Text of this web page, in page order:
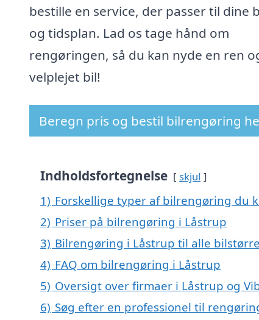
bestille en service, der passer til dine
og tidsplan. Lad os tage hånd om
rengøringen, så du kan nyde en ren
velplejet bil!
Beregn pris og bestil bilrengøring
Indholdsfortegnelse skjul
1) Forskellige typer af bilrengøring du
2) Priser på bilrengøring i Låstrup
3) Bilrengøring i Låstrup til alle
4) FAQ om bilrengøring i Låstrup
5) Oversigt over firmaer i Låstrup og
6) Søg efter en professionel til